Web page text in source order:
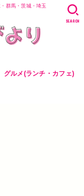
群馬・茨城・埼玉
グルメ(ランチ・カフェ)
SEARCH